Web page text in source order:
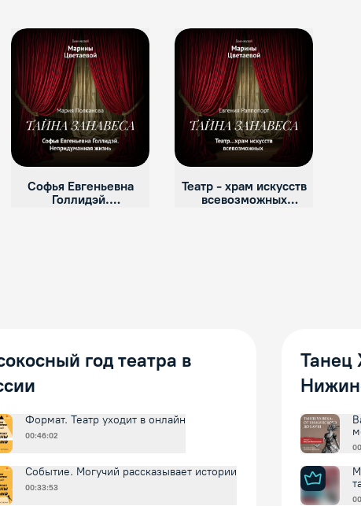
Софья Евгеньевна
Голлидэй.
Театр - храм искусств
всевозможных
год театра в
Формат. Театр уходит в онлайн
00:46:02
Событие. Могучий рассказывает истории
00:33:53
Танец